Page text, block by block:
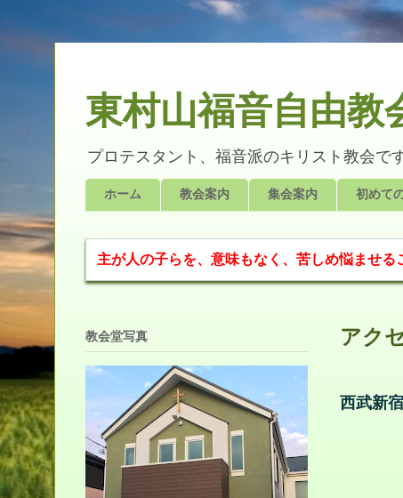
東村山福音自由
プロテスタント、福音派のキリスト教会で
ホーム 教会案内 集会案内 初めて
主が人の子らを、意味もなく、苦しめ悩ませる
アク
西武新
教会堂写真